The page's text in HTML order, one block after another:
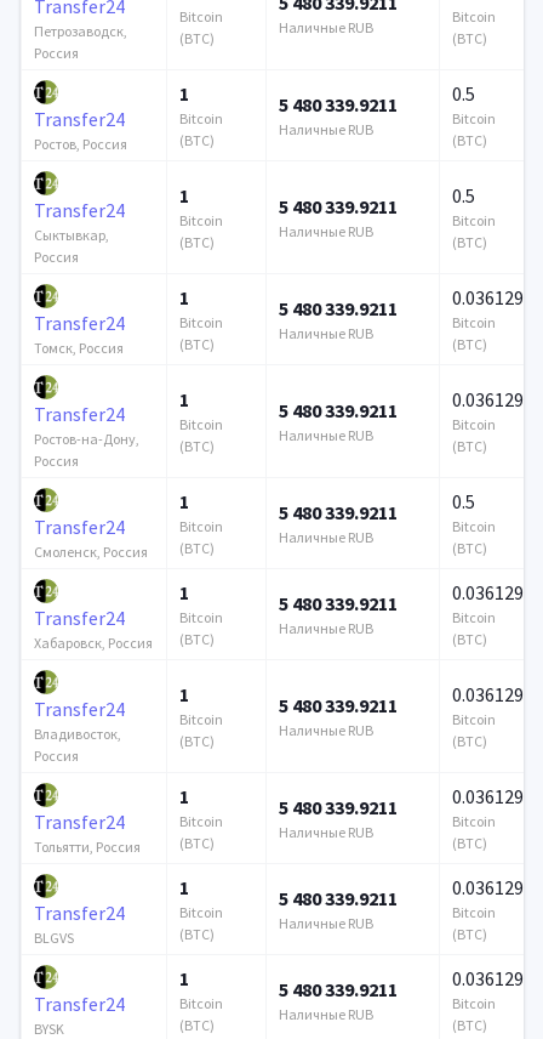
Transfer24
Петрозаводск,
Россия
Bitcoin
(BTC)
Наличные RUB
Bitcoin
(BTC)
Transfer24
Ростов, Россия
1
Bitcoin
(BTC)
5 480 339.9211
Наличные RUB
0.5
Bitcoin
(BTC)
Transfer24
Сыктывкар,
Россия
1
Bitcoin
(BTC)
5 480 339.9211
Наличные RUB
0.5
Bitcoin
(BTC)
Transfer24
Томск, Россия
1
Bitcoin
(BTC)
5 480 339.9211
Наличные RUB
0.036129
Bitcoin
(BTC)
Transfer24
Ростов-на-Дону,
Россия
1
Bitcoin
(BTC)
5 480 339.9211
Наличные RUB
0.036129
Bitcoin
(BTC)
Transfer24
Смоленск, Россия
1
Bitcoin
(BTC)
5 480 339.9211
Наличные RUB
0.5
Bitcoin
(BTC)
Transfer24
Хабаровск, Россия
1
Bitcoin
(BTC)
5 480 339.9211
Наличные RUB
0.036129
Bitcoin
(BTC)
Transfer24
Владивосток,
Россия
1
Bitcoin
(BTC)
5 480 339.9211
Наличные RUB
0.036129
Bitcoin
(BTC)
Transfer24
Тольятти, Россия
1
Bitcoin
(BTC)
5 480 339.9211
Наличные RUB
0.036129
Bitcoin
(BTC)
Transfer24
BLGVS
1
Bitcoin
(BTC)
5 480 339.9211
Наличные RUB
0.036129
Bitcoin
(BTC)
Transfer24
BYSK
1
Bitcoin
(BTC)
5 480 339.9211
Наличные RUB
0.036129
Bitcoin
(BTC)